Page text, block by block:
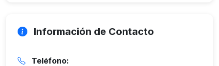
Información de Contacto
Teléfono: